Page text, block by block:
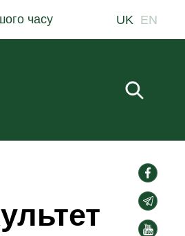
часу UK EN
social-
links
social-
links
social-